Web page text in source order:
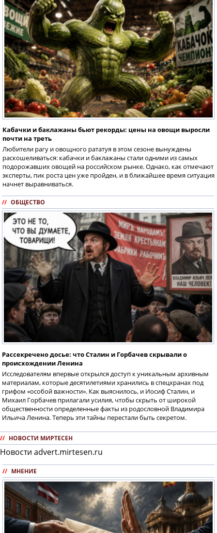
Кабачки и баклажаны бьют рекорды: цены на овощи выросли
почти на треть
Любители рагу и овощного рататуя в этом сезоне вынуждены
раскошеливаться: кабачки и баклажаны стали одними из самых
подорожавших овощей на российском рынке. Однако, как отмечают
эксперты, пик роста цен уже пройден, и в ближайшее время ситуация
начнет выравниваться.
// ОБЩЕСТВО
Рассекречено досье: что Сталин и Горбачев скрывали о
происхождении Ленина
Исследователям впервые открылся доступ к уникальным архивным
материалам, которые десятилетиями хранились в спецхранах под
грифом «особой важности». Как выяснилось, и Иосиф Сталин, и
Михаил Горбачев прилагали усилия, чтобы скрыть от широкой
общественности определенные факты из родословной Владимира
Ильича Ленина. Теперь эти тайны перестали быть секретом.
// НОВОСТИ МИРТЕСЕН
Новости advert.mirtesen.ru
// МНЕНИЕ